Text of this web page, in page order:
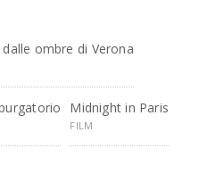
ombre di Verona
Midnight in Paris
FILM